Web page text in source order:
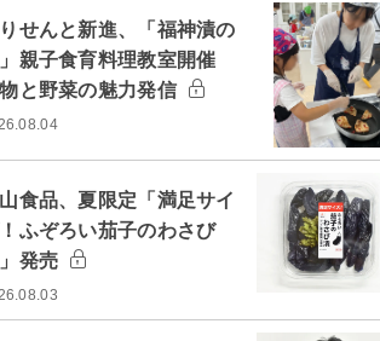
せんと新進、「福神漬の
」親子食育料理教室開催
と野菜の魅力発信
食品、夏限定「満足サイ
ふぞろい茄子のわさび
発売